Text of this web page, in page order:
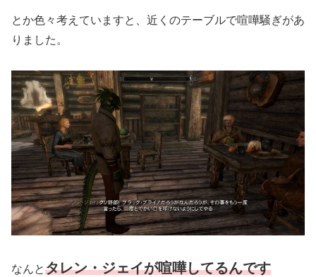
とか色々考えていますと、近くのテーブルで喧嘩騒ぎがあ
りました。
なんとタレン・ジェイが喧嘩してるんです